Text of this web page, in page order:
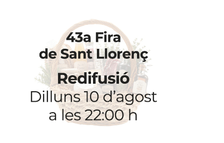
Uneix-te al nostre butlletí
Tota l’actualitat, seleccionada i enviada directament
al teu correu. Subscriu-te al nostre butlletí i segueix
la informació que importa.
SUBSCRIU-TE